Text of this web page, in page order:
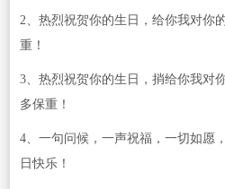
2、热烈祝贺你的生日，给你我对你
重！
3、热烈祝贺你的生日，捎给你我对
多保重！
4、一句问候，一声祝福，一切如愿
日快乐！